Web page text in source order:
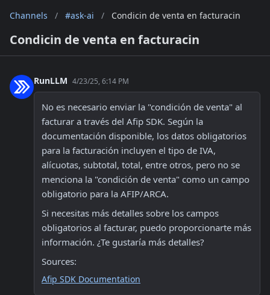
Channels / #ask-ai / Condicin de venta en facturacin
Condicin de venta en facturacin
RunLLM 4/23/25, 6:14 PM
No es necesario enviar la "condición de venta" al
facturar a través del Afip SDK. Según la
documentación disponible, los datos obligatorios
para la facturación incluyen el tipo de IVA,
alícuotas, subtotal, total, entre otros, pero no se
menciona la "condición de venta" como un campo
obligatorio para la AFIP/ARCA.
Si necesitas más detalles sobre los campos
obligatorios al facturar, puedo proporcionarte más
información. ¿Te gustaría más detalles?
Sources:
Afip SDK Documentation